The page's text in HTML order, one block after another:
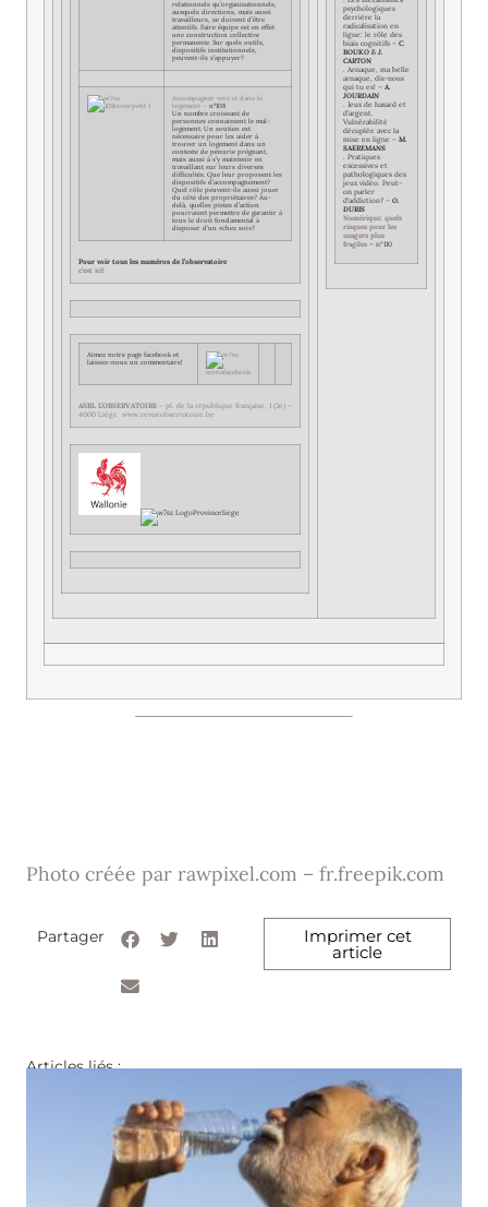
relationnels qu’organisationnels,
auxquels directions, mais aussi
travailleurs, se doivent d’être
attentifs. Faire équipe est en effet
une construction collective
permanente. Sur quels outils,
dispositifs institutionnels,
peuvent-ils s’appuyer?
Accompagner vers et dans le
logement – n°108
Un nombre croissant de
personnes connaissent le mal-
logement. Un soutien est
nécessaire pour les aider à
trouver un logement dans un
contexte de pénurie prégnant,
mais aussi à s’y maintenir en
travaillant sur leurs diverses
difficultés. Que leur proposent les
dispositifs d’accompagnement?
Quel rôle peuvent-ils aussi jouer
du côté des propriétaires? Au-
delà, quelles pistes d’action
pourraient permettre de garantir à
tous le droit fondamental à
disposer d’un «chez soi»?
Pour voir tous les numéros de l’observatoire
c’est ici!
Aimez notre page facebook et
laissez-nous un commentaire!
ASBL L’OBSERVATOIRE – pl. de la république française, 1 (2e) –
4000 Liège www.revueobservatoire.be
psychologiques
derrière la
radicalisation en
ligne: le rôle des
biais cognitifs – C.
BOUKO & J.
CARTON
. Arnaque, ma belle
arnaque, dis-nous
qui tu es! – A.
JOURDAIN
. Jeux de hasard et
d’argent.
Vulnérabilité
décuplée avec la
mise en ligne – M.
SAEREMANS
. Pratiques
excessives et
pathologiques des
jeux vidéo. Peut-
on parler
d’addiction? – O.
DURIS
Numérique: quels
risques pour les
usagers plus
fragiles – n°110
Photo créée par rawpixel.com – fr.freepik.com
Partager Imprimer cet
article
Articles liés :